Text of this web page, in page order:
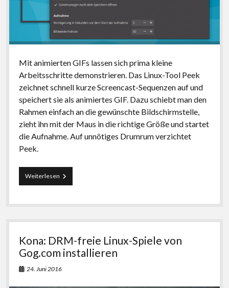
Mit animierten GIFs lassen sich prima kleine
Arbeitsschritte demonstrieren. Das Linux-Tool Peek
zeichnet schnell kurze Screencast-Sequenzen auf und
speichert sie als animiertes GIF. Dazu schiebt man den
Rahmen einfach an die gewünschte Bildschirmstelle,
zieht ihn mit der Maus in die richtige Größe und startet
die Aufnahme. Auf unnötiges Drumrum verzichtet
Peek.
WeiterlesenPeek:
Screenrecorder
animierte
Kona: DRM-freie Linux-Spiele von
Gog.com installieren
24. Juni 2016